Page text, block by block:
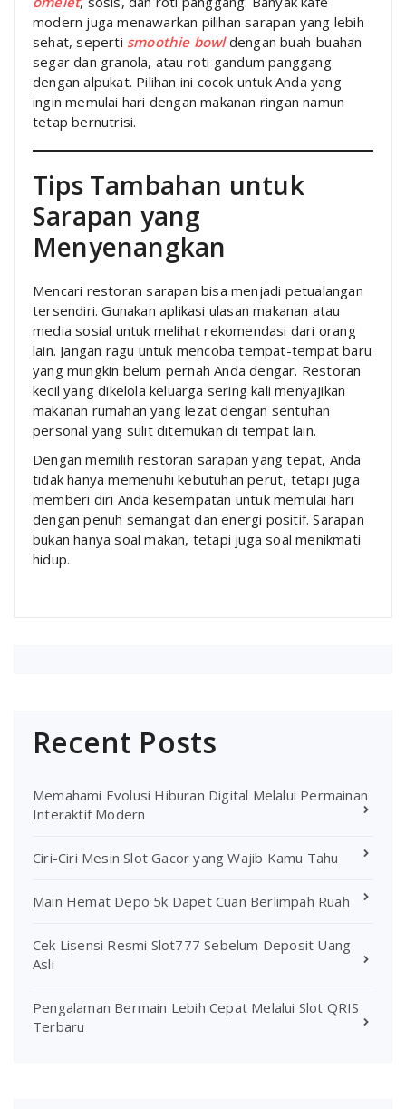
modern juga menawarkan pilihan sarapan yang lebih
sehat, seperti smoothie bowldengan buah-buahan
segar dan granola, atau roti gandum panggang
dengan alpukat. Pilihan ini cocok untuk Anda yang
ingin memulai hari dengan makanan ringan namun
tetap bernutrisi.
Tips Tambahan untuk
Sarapan yang
Menyenangkan
Mencari restoran sarapan bisa menjadi petualangan
tersendiri. Gunakan aplikasi ulasan makanan atau
media sosial untuk melihat rekomendasi dari orang
lain. Jangan ragu untuk mencoba tempat-tempat baru
yang mungkin belum pernah Anda dengar. Restoran
kecil yang dikelola keluarga sering kali menyajikan
makanan rumahan yang lezat dengan sentuhan
personal yang sulit ditemukan di tempat lain.
Dengan memilih restoran sarapan yang tepat, Anda
tidak hanya memenuhi kebutuhan perut, tetapi juga
memberi diri Anda kesempatan untuk memulai hari
dengan penuh semangat dan energi positif. Sarapan
bukan hanya soal makan, tetapi juga soal menikmati
hidup.
Recent Posts
Memahami Evolusi Hiburan Digital Melalui Permainan
Interaktif Modern
Ciri-Ciri Mesin Slot Gacor yang Wajib Kamu Tahu
Main Hemat Depo 5k Dapet Cuan Berlimpah Ruah
Cek Lisensi Resmi Slot777 Sebelum Deposit Uang
Asli
Pengalaman Bermain Lebih Cepat Melalui Slot QRIS
Terbaru